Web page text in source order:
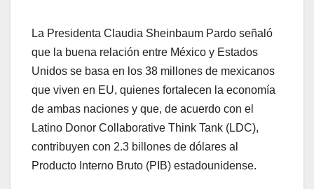
La Presidenta Claudia Sheinbaum Pardo señaló
que la buena relación entre México y Estados
Unidos se basa en los 38 millones de mexicanos
que viven en EU, quienes fortalecen la economía
de ambas naciones y que, de acuerdo con el
Latino Donor Collaborative Think Tank (LDC),
contribuyen con 2.3 billones de dólares al
Producto Interno Bruto (PIB) estadounidense.